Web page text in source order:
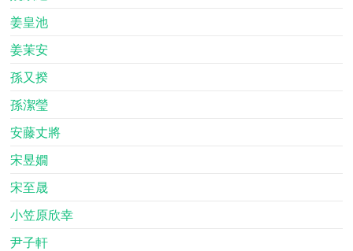
姜皇池
姜茉安
孫又揆
孫潔瑩
安藤丈將
宋昱嫺
宋至晟
小笠原欣幸
尹子軒